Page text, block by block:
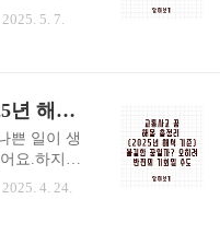
권리침해
있는지
해야 합
해?""3.
정리해드
상구분신
소득 또는
개인사업
자✅ (기
2025. 5. 7.
교통사고 꿈 해몽 총정리 (2025년 해석 기준) 불길한 꿈일까? 오히려 반전의 기회일 수도
쁜 일이 생
요.하지만
상태, 억압
담고 있기
2025. 4. 24.